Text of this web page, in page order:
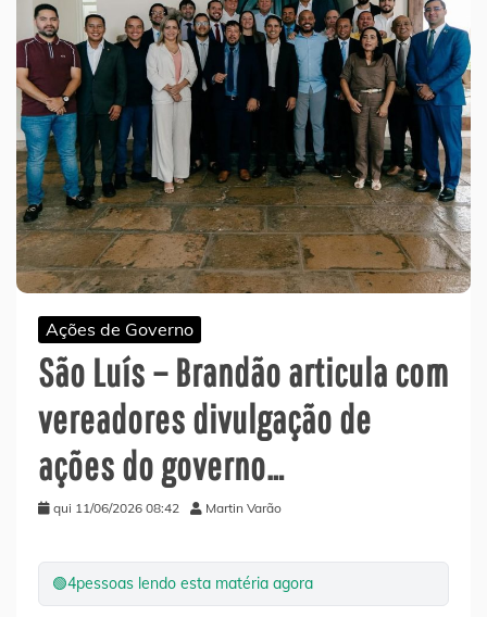
Ações de Governo
São Luís – Brandão articula com
vereadores divulgação de
ações do governo…
qui 11/06/2026 08:42 Martin Varão
🟢4pessoas lendo esta matéria agora